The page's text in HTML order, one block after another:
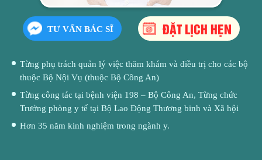
TƯ VẤN BÁC SĨ ĐẶT LỊCH HẸN
Từng phụ trách quản lý việc thăm khám và điều trị cho các bộ
thuộc Bộ Nội Vụ (thuộc Bộ Công An)
Từng công tác tại bệnh viện 198 – Bộ Công An, Từng chức
Trưởng phòng y tế tại Bộ Lao Động Thương binh và Xã hội
Hơn 35 năm kinh nghiệm trong ngành y.